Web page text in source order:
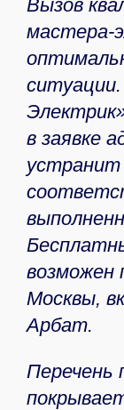
Вызов
мастера-
в заявке
устранит
возможен
Москвы,
Арбат.
Перечень